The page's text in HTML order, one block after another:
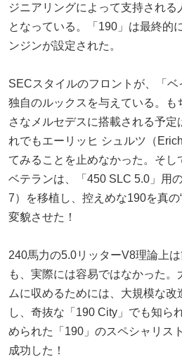
ジニアリングによって支持される
となっている。「190」は最終的
ンジンが設定された。
SECスタイルのフロントが、「
独自のルックスを与えている。
さなメルセデスに搭載される予
れでもエーリッヒ シュルツ（
てみることを止めなかった。そ
ベテランは、「450 SLC 5.0」用
7）を移植し、控えめな190を真の
変貌させた！
240馬力の5.0リッターV8理論上
も、実際には容易ではなかった
ムに収めるためには、大規模な
し、奇抜な「190 City」でも知ら
められた「190」のスペシャリス
成功した！